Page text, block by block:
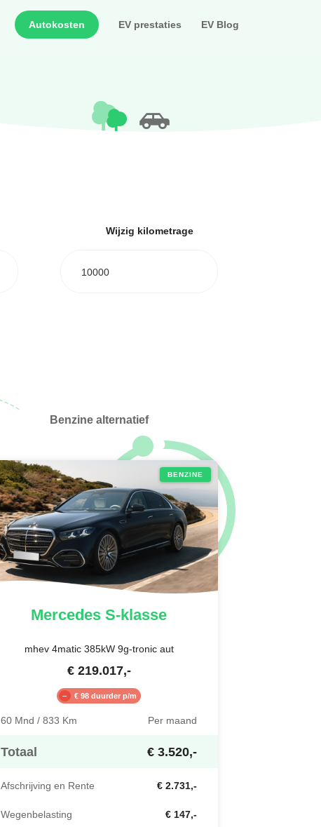
Autokosten EV prestaties EV Blog
Wijzig kilometrage
10000
Benzine alternatief
BENZINE
MercedesS-klasse
mhev 4matic 385kW 9g-tronic aut
€ 219.017,-
€ 98 duurder p/m
60 Mnd / 833 Km Per maand
Totaal € 3.520,-
Afschrijving en Rente € 2.731,-
Wegenbelasting € 147,-